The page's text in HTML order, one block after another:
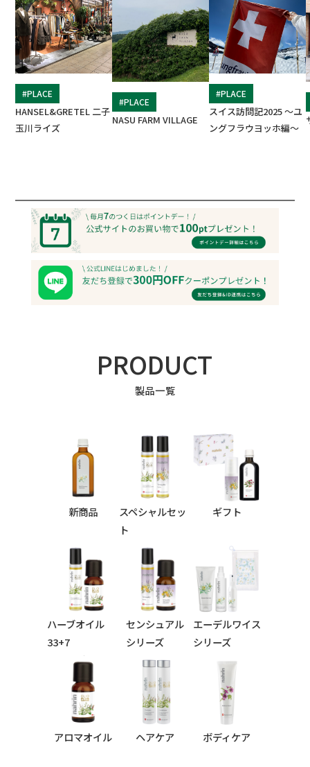
#PLACE
HANSEL&GRETEL 二子
玉川ライズ
#PLACE
NASU FARM VILLAGE
#PLACE
スイス訪問記2025 ～ユ
ングフラウヨッホ編～
PRODUCT
製品一覧
新商品
スペシャルセッ
ト
ギフト
ハーブオイル
33+7
シリーズ
センシュアル
シリーズ
エーデルワイス
シリーズ
アロマオイル ヘアケア ボディケア